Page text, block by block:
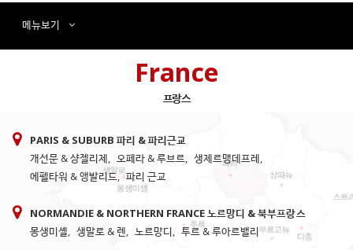
메뉴보기
프랑스
France
PARIS & SUBURB 파리 & 파리근교
개선문 & 샹젤리제, 오페라 & 루브르, 생제르맹데프레,
에펠타워 & 앵발리드, 파리 근교
NORMANDIE & NORTHERN FRANCE 노르망디 & 북부프랑스
몽생미셸, 생말로 & 렌, 노르망디, 투르 & 루아르밸리